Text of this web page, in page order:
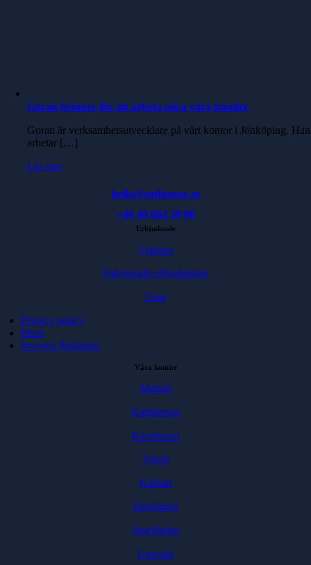
Goran brinner för att arbeta nära våra kunder
Goran är verksamhetsutvecklare på vårt kontor i Jönköping. Han
arbetar […]
Läs mer
hello@softhouse.se
+46 40 664 39 00
Erbjudande
Tjänster
Paketerade erbjudanden
Case
Privacy policy
Press
Investor Relations
Våra kontor
Malmö
Karlskrona
Karlshamn
Växjö
Kalmar
Jönköping
Stockholm
Uppsala